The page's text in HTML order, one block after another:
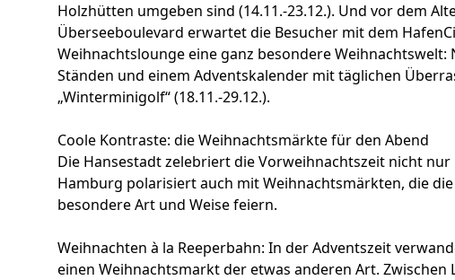
Holzhütten umgeben sind (14.11.-23.12.). Und vor dem
Überseeboulevard erwartet die Besucher mit dem
Weihnachtsloungeeine ganz besondere Weihnachtswelt:
Ständen und einem Adventskalender mit täglichen
„Winterminigolf“ (18.11.-29.12.).
Coole Kontraste: die Weihnachtsmärkte für den Abend
Die Hansestadt zelebriert die Vorweihnachtszeit nicht
Hamburg polarisiert auch mit Weihnachtsmärkten, die
besondere Art und Weise feiern.
Weihnachten à la Reeperbahn: In der Adventszeit
einen Weihnachtsmarkt der etwas anderen Art. Zwischen